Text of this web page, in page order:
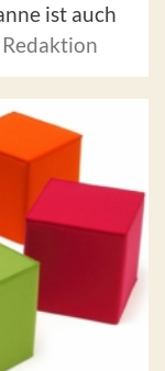
ist auch